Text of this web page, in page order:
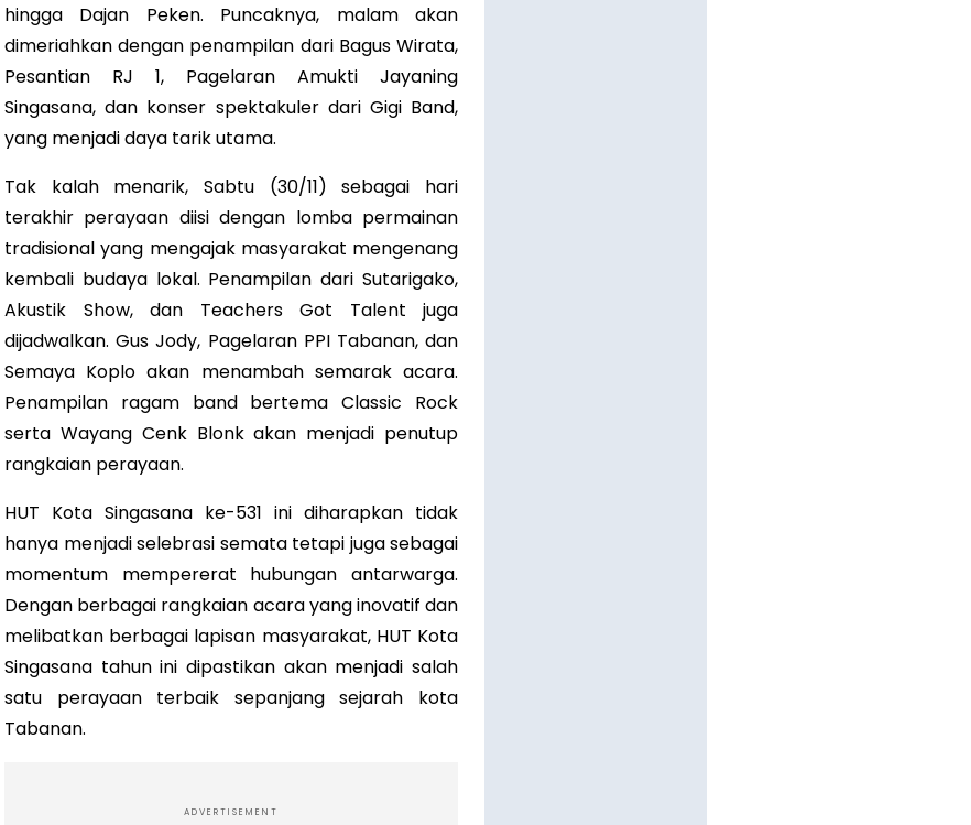
hingga Dajan Peken. Puncaknya, malam akan
dimeriahkan dengan penampilan dari Bagus Wirata,
Pesantian RJ 1, Pagelaran Amukti Jayaning
Singasana, dan konser spektakuler dari Gigi Band,
yang menjadi daya tarik utama.
Tak kalah menarik, Sabtu (30/11) sebagai hari
terakhir perayaan diisi dengan lomba permainan
tradisional yang mengajak masyarakat mengenang
kembali budaya lokal. Penampilan dari Sutarigako,
Akustik Show, dan Teachers Got Talent juga
dijadwalkan. Gus Jody, Pagelaran PPI Tabanan, dan
Semaya Koplo akan menambah semarak acara.
Penampilan ragam band bertema Classic Rock
serta Wayang Cenk Blonk akan menjadi penutup
rangkaian perayaan.
HUT Kota Singasana ke-531 ini diharapkan tidak
hanya menjadi selebrasi semata tetapi juga sebagai
momentum mempererat hubungan antarwarga.
Dengan berbagai rangkaian acara yang inovatif dan
melibatkan berbagai lapisan masyarakat, HUT Kota
Singasana tahun ini dipastikan akan menjadi salah
satu perayaan terbaik sepanjang sejarah kota
Tabanan.
ADVERTISEMENT